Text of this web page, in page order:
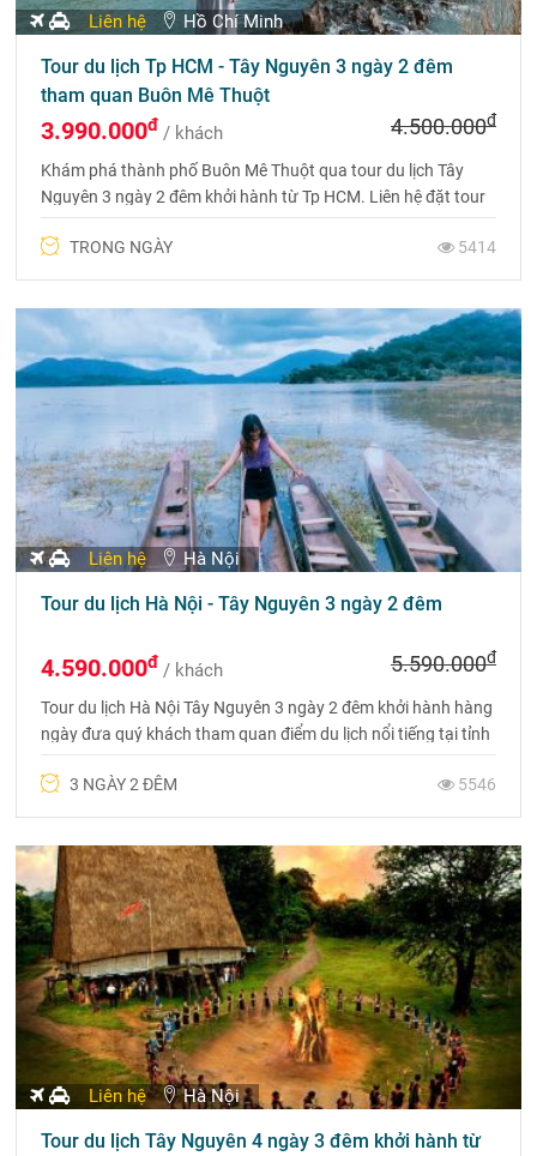
Liên hệ Hồ Chí Minh
Tour du lịch Tp HCM - Tây Nguyên 3 ngày 2 đêm
tham quan Buôn Mê Thuột
3.990.000đ / khách 4.500.000đ
Khám phá thành phố Buôn Mê Thuột qua tour du lịch Tây
Nguyên 3 ngày 2 đêm khởi hành từ Tp HCM. Liên hệ đặt tour
699 988TRONG NGÀY 5414
Liên hệ Hà Nội
Tour du lịch Hà Nội - Tây Nguyên 3 ngày 2 đêm
4.590.000đ / khách 5.590.000đ
Tour du lịch Hà Nội Tây Nguyên 3 ngày 2 đêm khởi hành hàng
ngày đưa quý khách tham quan điểm du lịch nổi tiếng tại tỉnh
3 NGÀY 2 ĐÊM
5546
Liên hệ Hà Nội
Tour du lịch Tây Nguyên 4 ngày 3 đêm khởi hành từ